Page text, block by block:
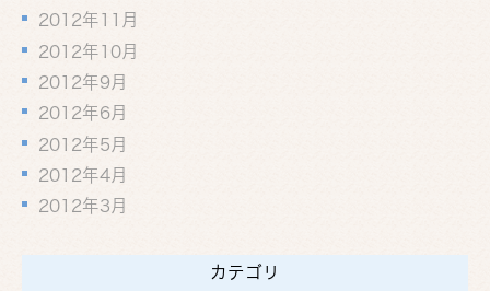
2012年11月
2012年10月
2012年9月
2012年6月
2012年5月
2012年4月
2012年3月
カテゴリ